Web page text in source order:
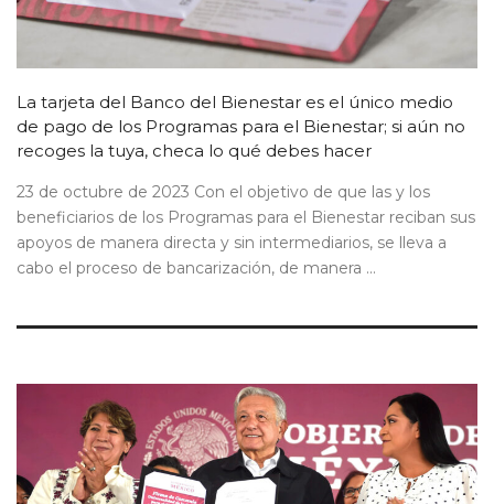
La tarjeta del Banco del Bienestar es el único medio
de pago de los Programas para el Bienestar; si aún no
recoges la tuya, checa lo qué debes hacer
23 de octubre de 2023 Con el objetivo de que las y los
beneficiarios de los Programas para el Bienestar reciban sus
apoyos de manera directa y sin intermediarios, se lleva a
cabo el proceso de bancarización, de manera ...